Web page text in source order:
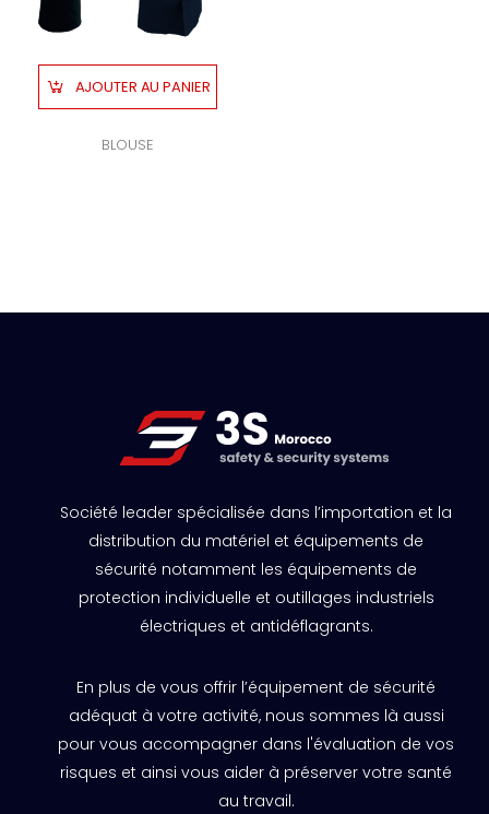
AJOUTER AU PANIER
BLOUSE
Société leader spécialisée dans l’importation et la
distribution du matériel et équipements de
sécurité notamment les équipements de
protection individuelle et outillages industriels
électriques et antidéflagrants.
En plus de vous offrir l’équipement de sécurité
adéquat à votre activité, nous sommes là aussi
pour vous accompagner dans l'évaluation de vos
risques et ainsi vous aider à préserver votre santé
au travail.